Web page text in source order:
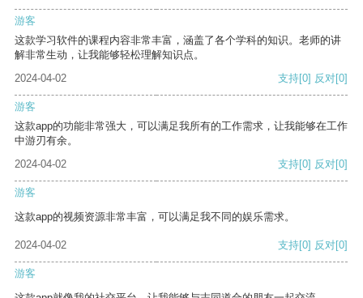
游客
这款学习软件的课程内容非常丰富，涵盖了各个学科的知识。老师的讲
解非常生动，让我能够轻松理解知识点。
2024-04-02
支持[0] 反对[0]
游客
这款app的功能非常强大，可以满足我所有的工作需求，让我能够在工作
中游刃有余。
2024-04-02
支持[0] 反对[0]
游客
这款app的视频资源非常丰富，可以满足我不同的娱乐需求。
2024-04-02 支持[0] 反对[0]
游客